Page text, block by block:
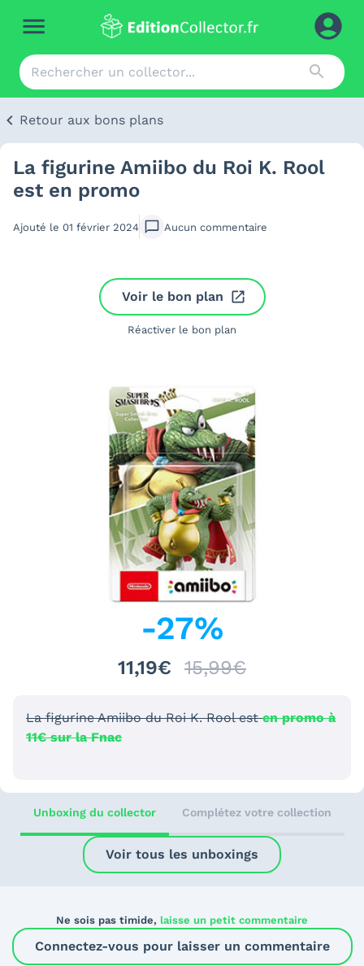
Retour aux bons plans
La figurine Amiibo du Roi K. Rool
est en promo
Ajouté le 01 février 2024 Aucun commentaire
Voir le bon plan
Réactiver le bon plan
-27%
11,19€ 15,99€
La figurine Amiibo du Roi K. Rool esten promo à
11€ sur la Fnac
Unboxing du collector Complétez votre collection
Voir tous les unboxings
Ne sois pas timide, laisse un petit commentaire
Connectez-vous pour laisser un commentaire